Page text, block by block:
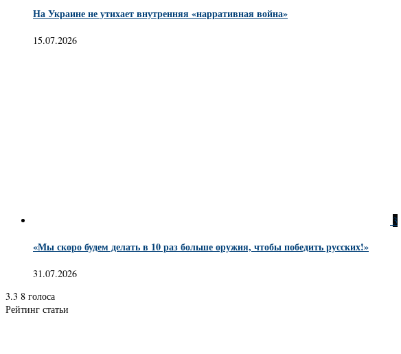
На Украине не утихает внутренняя «нарративная война»
15.07.2026
3
«Мы скоро будем делать в 10 раз больше оружия, чтобы победить русских!»
31.07.2026
3.3 8 голоса
Рейтинг статьи